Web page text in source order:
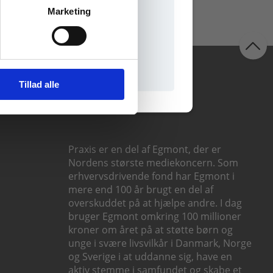
Marketing
Tillad alle
Praxis er en del af Egmont, der er
Nordens største mediekoncern. Som
erhvervsdrivende fond har Egmont i
mere end 100 år brugt en del af
overskuddet på at hjælpe andre. I dag
bruger Egmont omkring 100 millioner
kroner om året på at støtte børn og
unge i svære livsvilkår i Danmark, Norge
og Sverige i at uddanne sig, have en
aktiv stemme i samfundet og skabe et